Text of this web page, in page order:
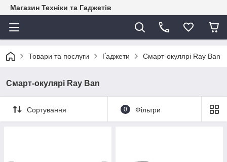
Магазин Техніки та Гаджетів
Товари та послуги Ґаджети Смарт-окулярі Ray Ban
Смарт-окулярі Ray Ban
Сортування 0 Фільтри